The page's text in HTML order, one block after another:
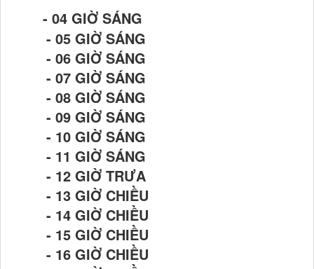
- 04 GIỜ SÁNG
- 05 GIỜ SÁNG
- 06 GIỜ SÁNG
- 07 GIỜ SÁNG
- 08 GIỜ SÁNG
- 09 GIỜ SÁNG
- 10 GIỜ SÁNG
- 11 GIỜ SÁNG
- 12 GIỜ TRƯA
- 13 GIỜ CHIỀU
- 14 GIỜ CHIỀU
- 15 GIỜ CHIỀU
- 16 GIỜ CHIỀU